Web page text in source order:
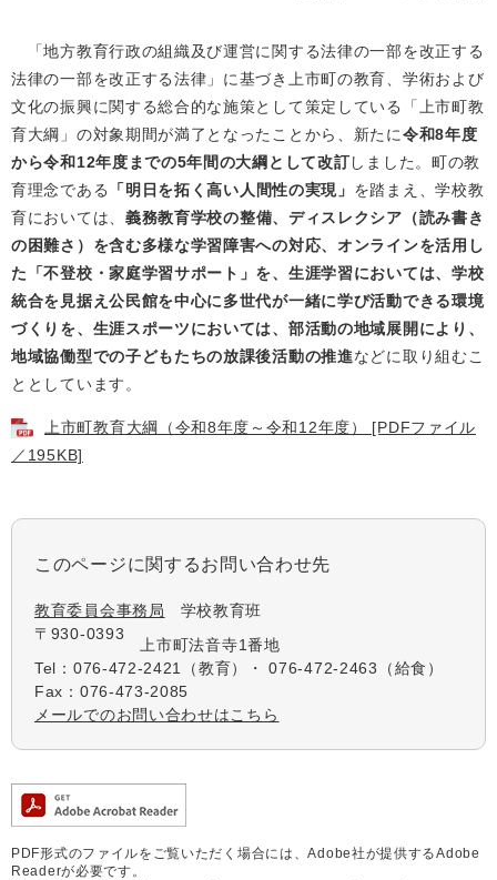
「地方教育行政の組織及び運営に関する法律の一部を改正する
法律の一部を改正する法律」に基づき上市町の教育、学術および
文化の振興に関する総合的な施策として策定している「上市町教
育大綱」の対象期間が満了となったことから、新たに令和8年度
から令和12年度までの5年間の大綱として改訂しました。町の教
育理念である
「明日を拓く高い人間性の実現」 を踏まえ、学校教
育においては、 義務教育学校の整備、ディスレクシア（読み書き
の困難さ）を含む多様な学習障害への対応、オンラインを活用し
た「不登校・家庭学習サポート」を、生涯学習においては、学校
統合を見据え公民館を中心に多世代が一緒に学び活動できる環境
づくりを、生涯スポーツにおいては、部活動の地域展開により、
地域協働型での子どもたちの放課後活動の推進などに取り組むこ
ととしています。
上市町教育大綱（令和8年度～令和12年度） [PDFファイル
／195KB]
このページに関するお問い合わせ先
教育委員会事務局
学校教育班
〒930-0393
上市町法音寺1番地
Tel：076-472-2421（教育）・ 076-472-2463（給食）
Fax：076-473-2085
メールでのお問い合わせはこちら
PDF形式のファイルをご覧いただく場合には、Adobe社が提供するAdobe
Readerが必要です。